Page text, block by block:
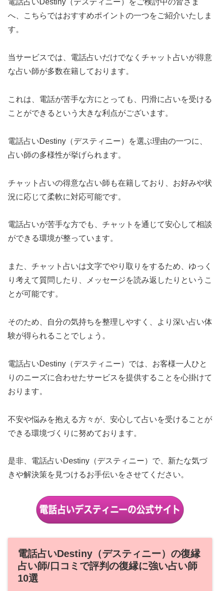
電話占いDestiny（デスティニー）をご検討中の皆さま
へ、こちらではおすすめポイントの一つをご紹介いたしま
す。
当サービスでは、電話占いだけでなくチャット占いが得意
な占い師が多数在籍しております。
これは、電話が苦手な方にとっても、円滑に占いを受ける
ことができるという大きな利点がございます。
電話占いDestiny（デスティニー）を選ぶ理由の一つに、
占い師の多様性が挙げられます。
チャット占いの得意な占い師も在籍しており、お好みや状
況に応じて柔軟に対応可能です。
電話占いが苦手な方でも、チャットを通じて安心して相談
ができる環境が整っています。
また、チャット占いは文字でやり取りをするため、ゆっく
り考えて質問したり、メッセージを読み返したりというこ
とが可能です。
そのため、自分の気持ちを整理しやすく、より深い占い体
験が得られることでしょう。
電話占いDestiny（デスティニー）では、お客様一人ひと
りのニーズに合わせたサービスを提供することを心掛けて
おります。
不安や悩みを抱える方々が、安心して占いを受けることが
できる環境づくりに努めております。
是非、電話占いDestiny（デスティニー）で、新たな気づ
きや解決策を見つけるお手伝いをさせてください。
電話占いDestiny（デスティニー）の復縁
占い師/口コミで評判の復縁に強い占い師
10選